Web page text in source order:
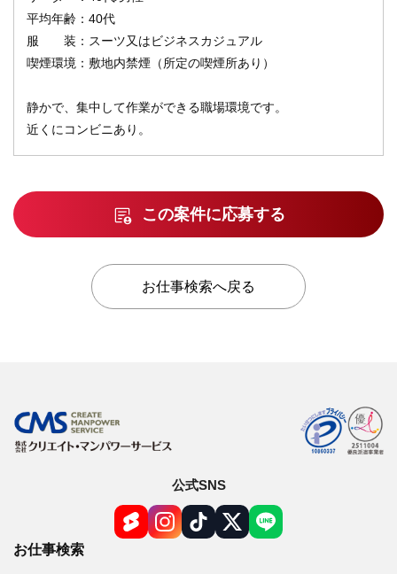
平均年齢：40代
服 装：スーツ又はビジネスカジュアル
喫煙環境：敷地内禁煙（所定の喫煙所あり）
静かで、集中して作業ができる職場環境です。
近くにコンビニあり。
この案件に応募する
お仕事検索へ戻る
公式SNS
お仕事検索